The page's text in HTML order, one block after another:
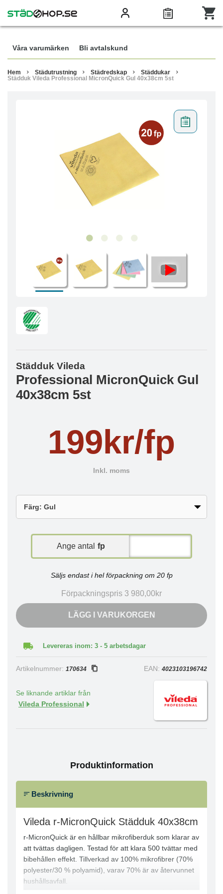
Våra varumärken Bli avtalskund
Hem Städutrustning Städredskap
Städdukar
Städduk Vileda Professional MicronQuick Gul 40x38cm 5st
Städduk Vileda
Professional MicronQuick Gul
40x38cm 5st
199kr/fp
Inkl. moms
Ange antal fp
Säljs endast i hel förpackning om 20 fp
Förpackningspris 3 980,00kr
LÄGG I VARUKORGEN
Levereras inom: 3 - 5 arbetsdagar
Artikelnummer: 170634 EAN: 4023103196742
Se liknande artiklar från
Vileda Professional
Produktinformation
Beskrivning
Vileda r-MicronQuick Städduk 40x38cm
r-MicronQuick är en hållbar mikrofiberduk som klarar av
att tvättas dagligen. Testad för att klara 500 tvättar med
bibehållen effekt. Tillverkad av 100% mikrofibrer (70%
polyester/30 % polyamid), varav 70% är av återvunnet
hushållsavfall.